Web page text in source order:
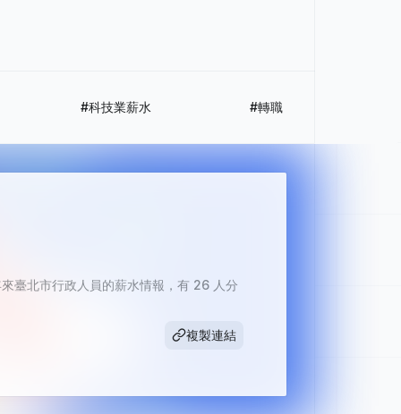
#科技業薪水 #轉職
臺北市行政人員的薪水情報，有 26 人分
複製連結